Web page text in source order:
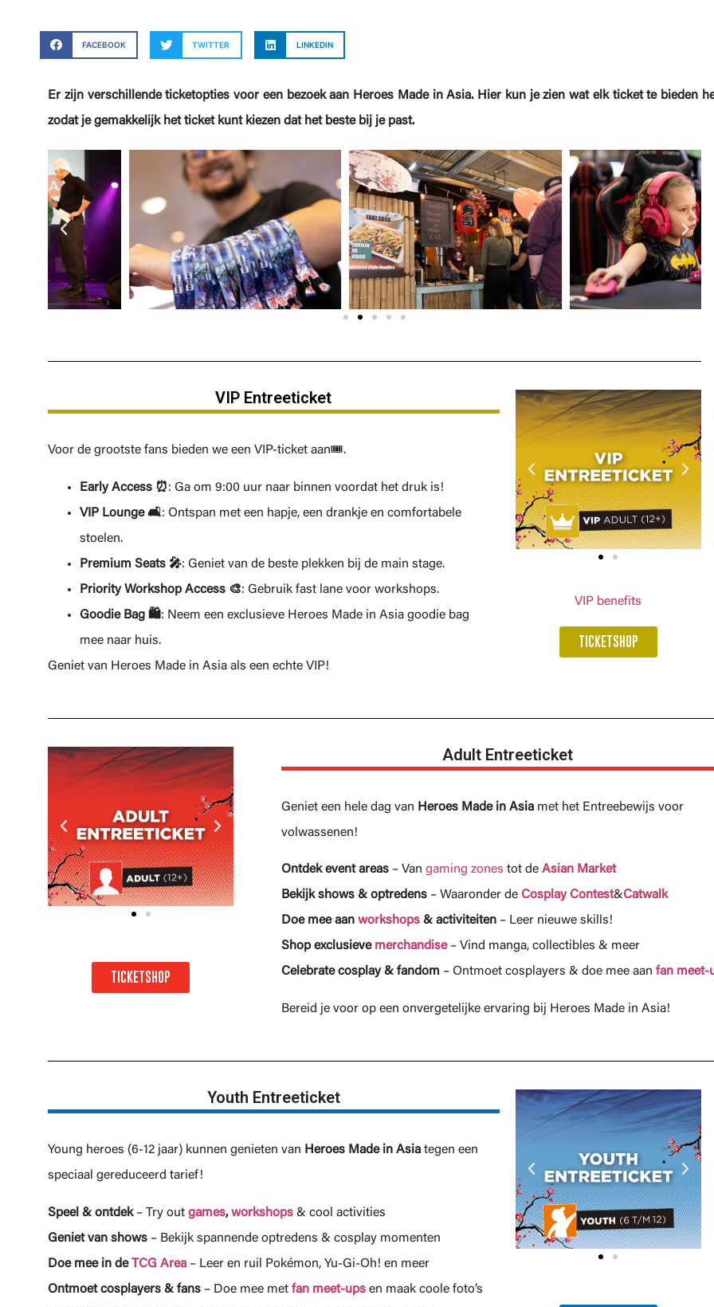
FACEBOOK TWITTER LINKEDIN
Er zijn verschillende ticketopties voor een bezoek aan Heroes Made in Asia. Hier kun je zien wat elk ticket te bieden
zodat je gemakkelijk het ticket kunt kiezen dat het beste bij je past.
VIP Entreeticket
Voor de grootste fans bieden we een VIP-ticket aan🎟️.
Early Access ⏰: Ga om 9:00 uur naar binnen voordat het druk is!
VIP Lounge 🛋️: Ontspan met een hapje, een drankje en comfortabele
stoelen.
Premium Seats 🎤: Geniet van de beste plekken bij de main stage.
Priority Workshop Access 🎨: Gebruik fast lane voor workshops.
Goodie Bag 🛍️: Neem een exclusieve Heroes Made in Asia goodie bag
mee naar huis.
Geniet van Heroes Made in Asia als een echte VIP!
VIP benefits
TICKETSHOP
TICKETSHOP
Adult Entreeticket
Geniet een hele dag van Heroes Made in Asia met het Entreebewijs voor
volwassenen!
Ontdek event areas – Vangaming zones tot deAsian Market
Bekijk shows & optredens – Waaronder de Cosplay Contest&Catwalk
Doe mee aanworkshops & activiteiten – Leer nieuwe skills!
Shop exclusieve merchandise– Vind manga, collectibles & meer
Celebrate cosplay & fandom – Ontmoet cosplayers & doe mee aan fan meet-
Bereid je voor op een onvergetelijke ervaring bij Heroes Made in Asia!
Youth Entreeticket
Young heroes (6-12 jaar) kunnen genieten van Heroes Made in Asia tegen een
speciaal gereduceerd tarief!
Speel & ontdek– Try out games,workshops & cool activities
Geniet van shows – Bekijk spannende optredens & cosplay momenten
Doe mee in deTCG Area – Leer en ruil Pokémon, Yu-Gi-Oh! en meer
Ontmoet cosplayers & fans – Doe mee met fan meet-ups en maak coole foto’s